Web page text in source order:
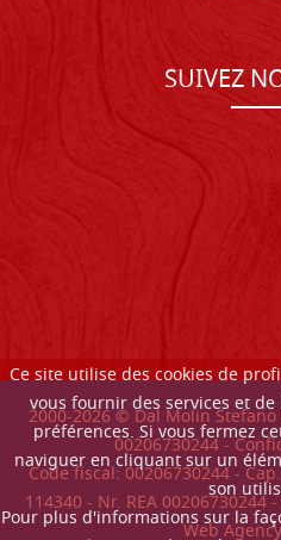
Ce site utilise des cookies de
vous fournir des services et
préférences. Si vous fermez
naviguer en cliquant sur un
son
Pour plus d'informations sur la
SUIVEZ
2000-2026© Dal Molin Stefano
00206730244 -
Code fiscal: 00206730244 -
114340 - Nr. REA
Web